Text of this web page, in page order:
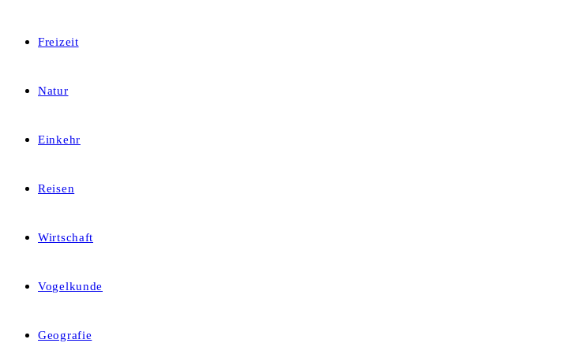
Freizeit
Natur
Einkehr
Reisen
Wirtschaft
Vogelkunde
Geografie